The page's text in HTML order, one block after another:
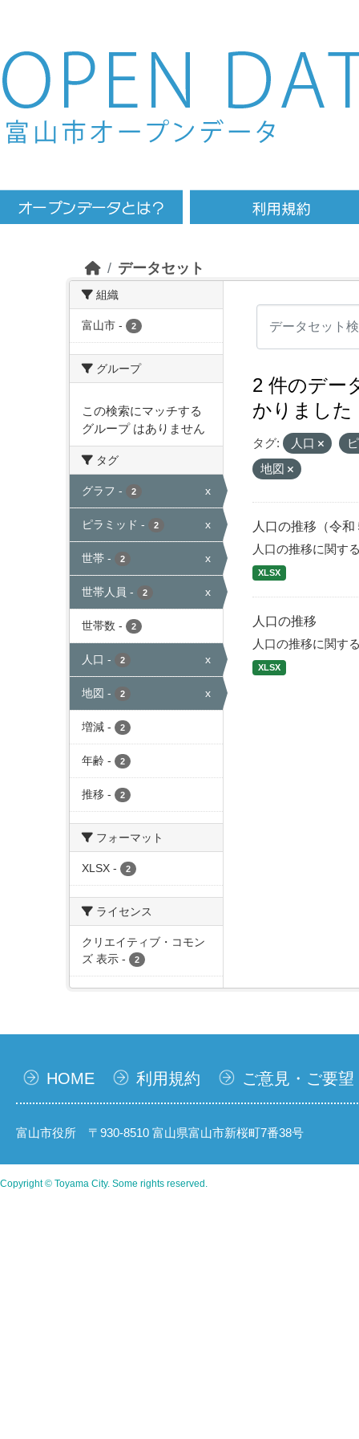
Skip to main content
データセット
組織
富山市 - 2
グループ
この検索にマッチする
グループ はありません
タグ
グラフ - 2 x
ピラミッド - 2 x
世帯 - 2 x
世帯人員 - 2 x
世帯数 - 2
人口 - 2 x
地図 - 2 x
増減 - 2
年齢 - 2
推移 - 2
フォーマット
XLSX - 2
ライセンス
クリエイティブ・コモン
ズ 表示 - 2
2 件のデー
かりました
タグ: 人口
地図
人口の推移（令和
人口の推移に関す
XLSX
人口の推移
人口の推移に関す
XLSX
HOME 利用規約 ご意見・ご要望
富山市役所 〒930-8510 富山県富山市新桜町7番38号
Copyright © Toyama City. Some rights reserved.